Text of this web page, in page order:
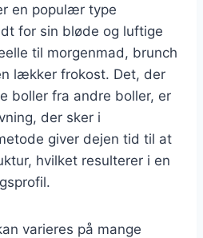
en populær type
for sin bløde og luftige
til morgenmad, brunch
lækker frokost. Det, der
boller fra andre boller, er
der sker i
giver dejen tid til at
hvilket resulterer i en
varieres på mange